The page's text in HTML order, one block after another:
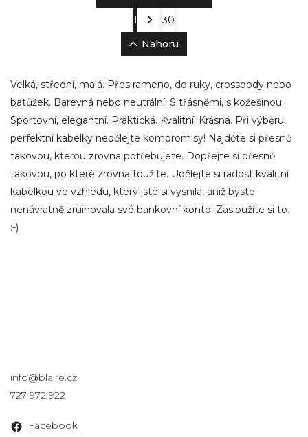
1
30
Nahoru
Velká, střední, malá. Přes rameno, do ruky, crossbody nebo
batůžek. Barevná nebo neutrální. S třásněmi, s kožešinou.
Sportovní, elegantní. Praktická. Kvalitní. Krásná. Při výběru
perfektní kabelky nedělejte kompromisy! Najděte si přesně
takovou, kterou zrovna potřebujete. Dopřejte si přesně
takovou, po které zrovna toužíte. Udělejte si radost kvalitní
kabelkou ve vzhledu, který jste si vysnila, aniž byste
nenávratně zruinovala své bankovní konto! Zasloužíte si to.
:-)
info@blaire.cz
727 972 922
Facebook